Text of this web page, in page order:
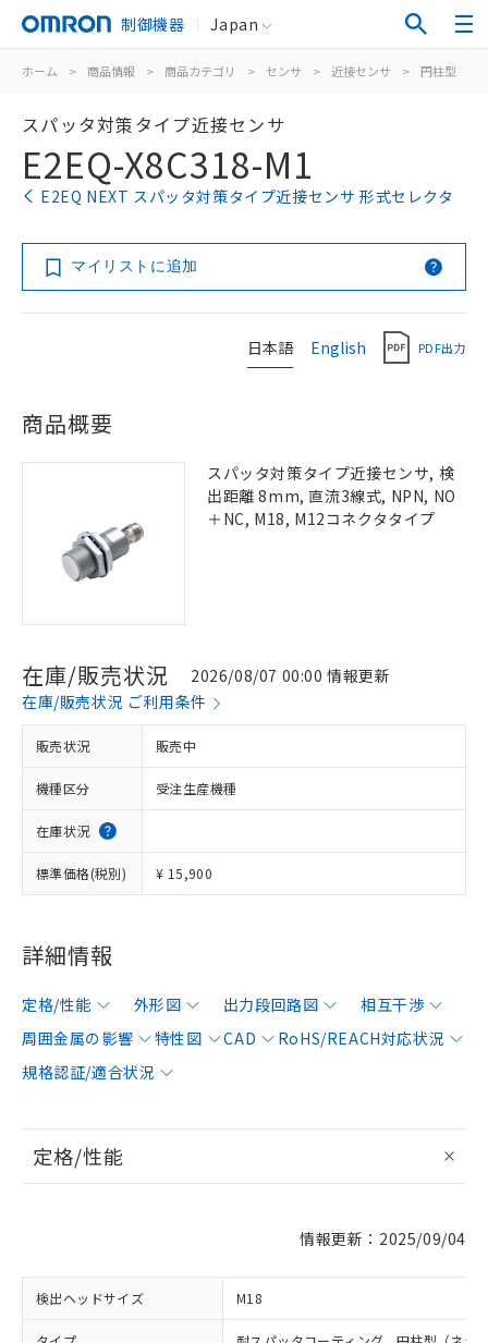
制御機器 Japan
ホーム > 商品情報 > 商品カテゴリ > センサ > 近接センサ > 円柱型
スパッタ対策タイプ近接センサ
E2EQ-X8C318-M1
E2EQ NEXT スパッタ対策タイプ近接センサ 形式セレクタ
マイリストに追加
日本語 English PDF出力
商品概要
スパッタ対策タイプ近接センサ, 検
出距離 8mm, 直流3線式, NPN, NO
＋NC, M18, M12コネクタタイプ
在庫/販売状況
2026/08/07 00:00 情報更新
在庫/販売状況 ご利用条件
販売状況 販売中
機種区分 受注生産機種
在庫状況
標準価格(税別) ¥ 15,900
詳細情報
定格/性能 外形図 出力段回路図
相互干渉
周囲金属の影響
特性図 CAD
RoHS/REACH対応状況
規格認証/適合状況
定格/性能
情報更新：2025/09/04
検出ヘッドサイズ M18